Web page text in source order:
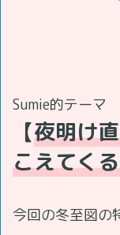
Sumie的テーマ
【夜明け
こえてく
今回の冬至図の